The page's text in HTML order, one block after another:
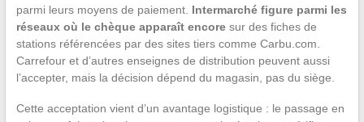
parmi leurs moyens de paiement. Intermarché figure parmi les
réseaux où le chèque apparaît encoresur des fiches de
stations référencées par des sites tiers comme Carbu.com.
Carrefour et d’autres enseignes de distribution peuvent aussi
l’accepter, mais la décision dépend du magasin, pas du siège.
Cette acceptation vient d’un avantage logistique : le passage en